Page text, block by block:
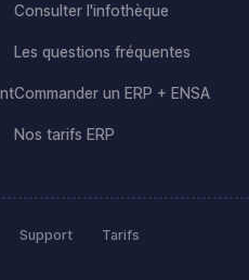
Consulter l'infothèque
Les questions fréquentes
Commander un ERP + ENSA
Nos tarifs ERP
Support Tarifs